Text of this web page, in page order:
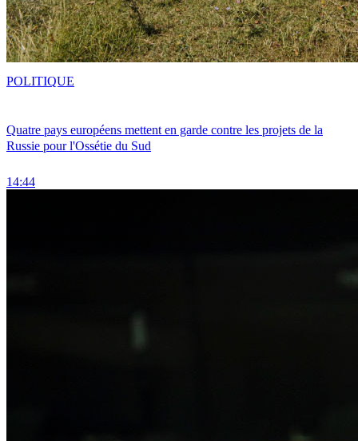
Quatre pays européens mettent en garde contre les projets de la
Russie pour l'Ossétie du Sud
14:44
POLITIQUE